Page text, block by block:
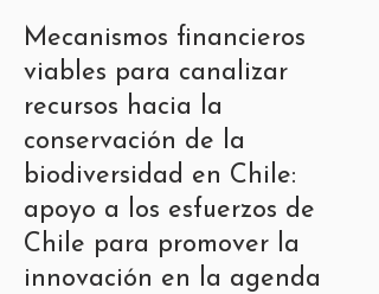
Mecanismos financieros
viables para canalizar
recursos hacia la
conservación de la
biodiversidad en Chile:
apoyo a los esfuerzos de
Chile para promover la
innovación en la agenda